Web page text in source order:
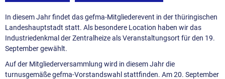
In diesem Jahr findet das gefma-Mitgliederevent in der thüringischen
Landeshauptstadt statt. Als besondere Location haben wir das
Industriedenkmal der Zentralheize als Veranstaltungsort für den 19.
September gewählt.
Auf der Mitgliederversammlung wird in diesem Jahr die
turnusgemäße gefma-Vorstandswahl stattfinden. Am 20. September